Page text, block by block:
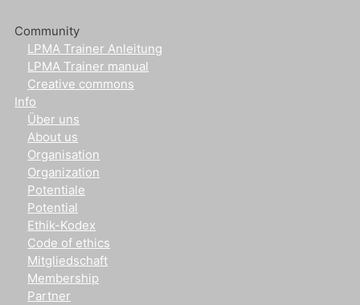
Community
LPMA Trainer Anleitung
LPMA Trainer manual
Creative commons
Info
Über uns
About us
Organisation
Organization
Potentiale
Potential
Ethik-Kodex
Code of ethics
Mitgliedschaft
Membership
Partner